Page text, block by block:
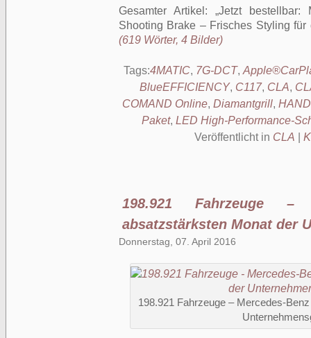
Gesamter Artikel:
Jetzt bestellbar:
Shooting Brake – Frisches Styling
(619 Wörter, 4 Bilder)
Tags:4MATIC, 7G-DCT,
BlueEFFICIENCY, C117, CLA,
COMAND Online, Diamantgrill,
Paket, LED High-Performance-
Veröffentlicht in CLA
198.921 Fahrzeuge –
absatzstärksten Monat der
Donnerstag, 07. April 2016
198.921 Fahrzeuge – Mercedes-